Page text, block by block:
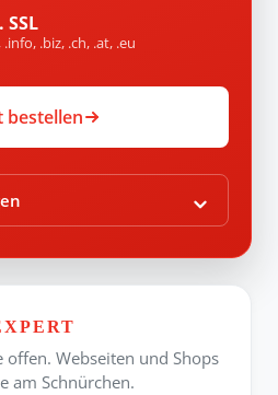
.biz, .ch, .at, .eu
bestellen
offen. Webseiten und Shops
am Schnürchen.